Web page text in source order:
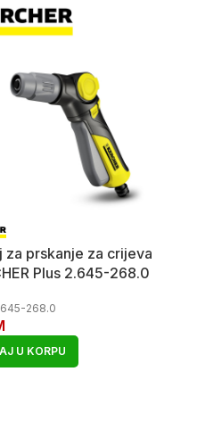
za prskanje za crijeva
Plus 2.645-268.0
268.0
U KORPU